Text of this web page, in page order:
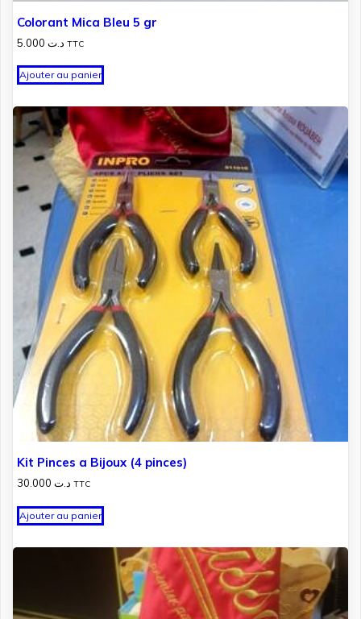
Colorant Mica Bleu 5 gr
د.ت TTC
Ajouter au panier
Kit Pinces a Bijoux (4 pinces)
د.ت TTC
Ajouter au panier